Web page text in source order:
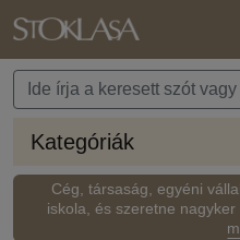
Kategóriák
Cég, társaság, egyéni
iskola, és szeretne